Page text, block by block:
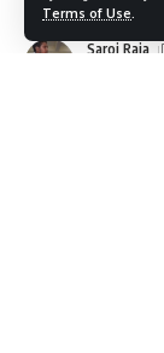
Terms of Use
Saroj Raja